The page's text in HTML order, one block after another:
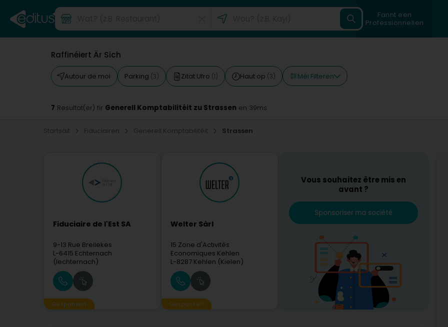
Fannt een
Professionnellen
Raffinéiert Är Sich
Autour de moi Parking (3) Zitat Ufro (1) Haut op (3) Méi Filteren
7 Resultat(er) fir Generell Komptabilitéit zu Strassen en 39ms
Startsäit Fiduciairen Generell Komptabilitéit Strassen
Fiduciaire de l'Est SA
9-13 Rue Breilekes
L-6415 Echternach
(Iechternach)
Gesponsert
Welter Sàrl
15 Zone d'Activités
Economiques Kehlen
L-8287 Kehlen (Kielen)
Gesponsert
Vous souhaitez être mis en
avant ?
Sponsoriser ma société